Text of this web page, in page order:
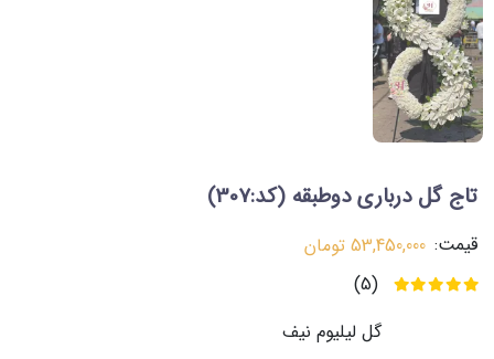
تاج گل درباری دوطبقه (کد:307)
قیمت: 53,450,000 تومان
(5)
گل لیلیوم نیف